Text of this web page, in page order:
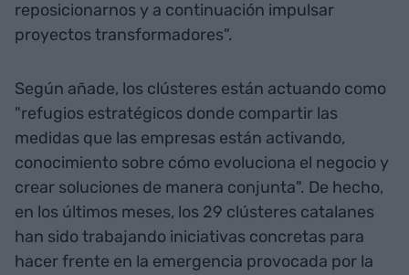
reposicionarnos y a continuación impulsar
proyectos transformadores".
Según añade, los clústeres están actuando como
"refugios estratégicos donde compartir las
medidas que las empresas están activando,
conocimiento sobre cómo evoluciona el negocio y
crear soluciones de manera conjunta". De hecho,
en los últimos meses, los 29 clústeres catalanes
han sido trabajando iniciativas concretas para
hacer frente en la emergencia provocada por la